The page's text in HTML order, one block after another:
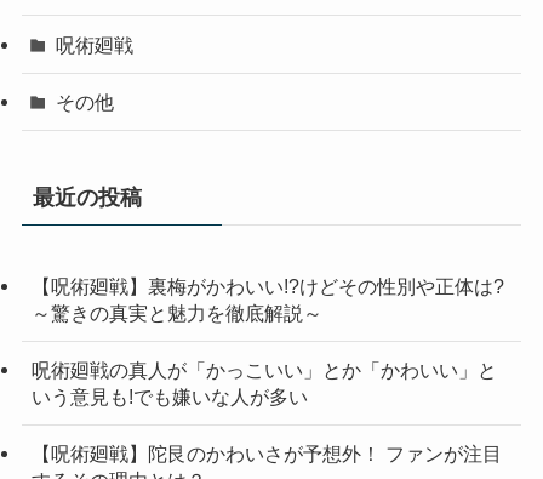
呪術廻戦
その他
最近の投稿
【呪術廻戦】裏梅がかわいい!?けどその性別や正体は?
～驚きの真実と魅力を徹底解説～
呪術廻戦の真人が「かっこいい」とか「かわいい」と
いう意見も!でも嫌いな人が多い
【呪術廻戦】陀艮のかわいさが予想外！ ファンが注目